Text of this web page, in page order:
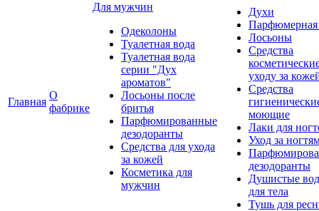
Главная
О
фабрике
Для мужчин
Одеколоны
Туалетная вода
Туалетная вода
серии "Дух
ароматов"
Лосьоны после
бритья
Парфюмированные
дезодоранты
Средства для ухода
за кожей
Косметика для
мужчин
Духи
Парфюмерная
Лосьоны
Средства
уходу за
Средства
моющие
Лаки для
Уход за
дезодоранты
Душистые
для тела
Тушь для